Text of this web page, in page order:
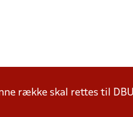
række skal rettes til